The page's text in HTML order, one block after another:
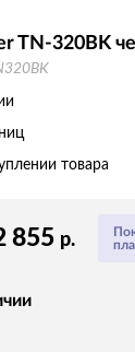
855 р.
TN-320BK
товара